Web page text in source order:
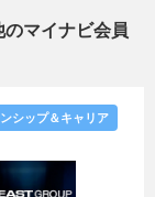
マイナビ会員
シップ＆キャリア